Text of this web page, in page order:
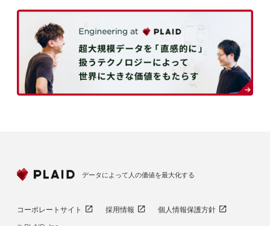
データによって人の価値を最大化する
コーポレートサイト 採用情報
個人情報保護方針